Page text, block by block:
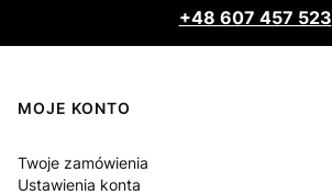
+48 607 457 523
Linki w stopce
MOJE KONTO
Twoje zamówienia
Ustawienia konta